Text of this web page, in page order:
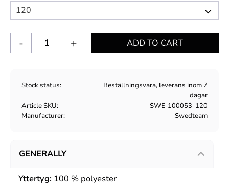
+
-
Stock status
Beställningsvara, leverans inom 7
dagar
Article SKU
SWE-100053_120
Manufacturer
Swedteam
GENERALLY
Yttertyg: 100 % polyester